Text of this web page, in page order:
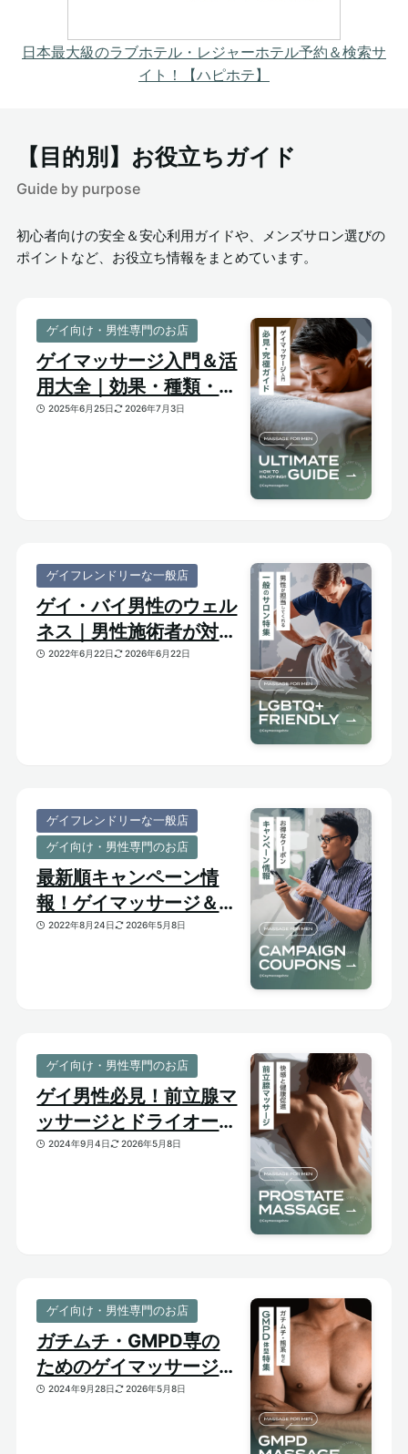
日本最大級のラブホテル・レジャーホテル予約＆検索サ
イト！【ハピホテ】
【目的別】お役立ちガイド
Guide by purpose
初心者向けの安全＆安心利用ガイドや、メンズサロン選びの
ポイントなど、お役立ち情報をまとめています。
ゲイ向け・男性専門のお店
ゲイマッサージ入門＆活
用大全｜効果・種類・選
び方がわかる体験ガイド
2025年6月25日 2026年7月3日
ゲイフレンドリーな一般店
ゲイ・バイ男性のウェル
ネス｜男性施術者が対応
してくれるゲイフレンド
2022年6月22日 2026年6月22日
ゲイフレンドリーな一般店
ゲイ向け・男性専門のお店
最新順キャンペーン情
報！ゲイマッサージ＆メ
ンズ向けサロンのお得割
2022年8月24日 2026年5月8日
ゲイ向け・男性専門のお店
ゲイ男性必見！前立腺マ
ッサージとドライオーガ
ズム【はじめての前立腺
2024年9月4日 2026年5月8日
ゲイ向け・男性専門のお店
ガチムチ・GMPD専の
ためのゲイマッサージ
【太め・熊系のおすすめ
2024年9月28日 2026年5月8日